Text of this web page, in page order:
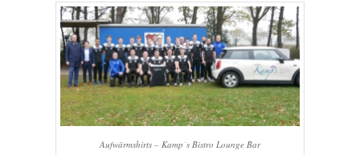
Aufwärmshirts – Kamp´s Bistro Lounge Bar